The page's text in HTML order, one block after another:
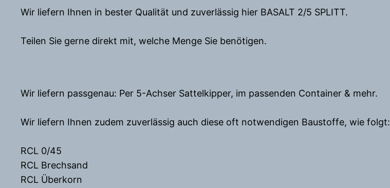
Wir liefern Ihnen in bester Qualität und zuverlässig hier BASALT 2/5 SPLITT.
Teilen Sie gerne direkt mit, welche Menge Sie benötigen.
Wir liefern passgenau: Per 5-Achser Sattelkipper, im passenden Container & mehr.
Wir liefern Ihnen zudem zuverlässig auch diese oft notwendigen Baustoffe, wie folgt:
RCL 0/45
RCL Brechsand
RCL Überkorn